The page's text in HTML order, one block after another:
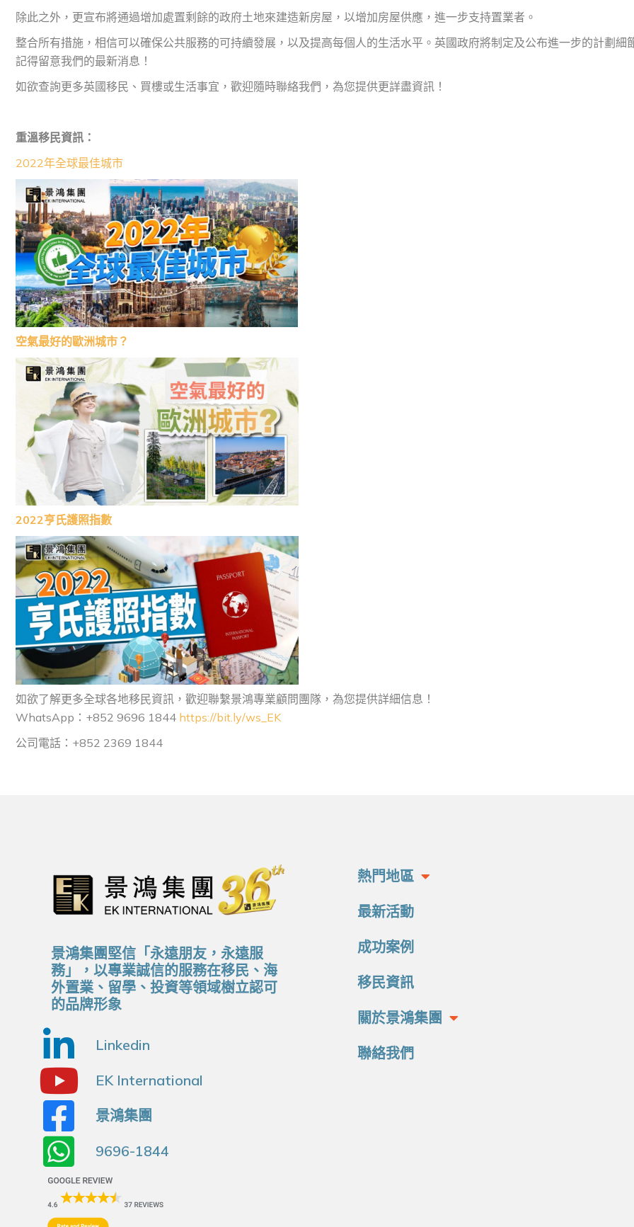
除此之外，更宣布將通過增加處置剩餘的政府土地來建造新房屋，以增加房屋供應，進一步支持置業者。
整合所有措施，相信可以確保公共服務的可持續發展，以及提高每個人的生活水平。英國政府將制定及公布進一步的計劃細
記得留意我們的最新消息！
如欲查詢更多英國移民、買樓或生活事宜，歡迎隨時聯絡我們，為您提供更詳盡資訊！
重溫移民資訊：
2022年全球最佳城市
空氣最好的歐洲城市？
2022亨氏護照指數
如欲了解更多全球各地移民資訊，歡迎聯繫景鴻專業顧問團隊，為您提供詳細信息！
WhatsApp：+852 9696 1844 https://bit.ly/ws_EK
公司電話：+852 2369 1844
景鴻集團堅信「永遠朋友，永遠服
務」，以專業誠信的服務在移民、海
外置業、留學、投資等領域樹立認可
的品牌形象
Linkedin
EK International
景鴻集團
9696-1844
熱門地區
最新活動
成功案例
移民資訊
關於景鴻集團
聯絡我們